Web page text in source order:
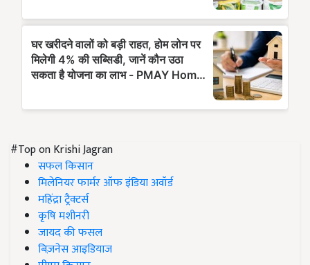
#Top on Krishi Jagran
सफल किसान
मिलेनियर फार्मर ऑफ इंडिया अवॉर्ड
महिंद्रा ट्रैक्टर्स
कृषि मशीनरी
जायद की फसल
बिज़नेस आइडियाज